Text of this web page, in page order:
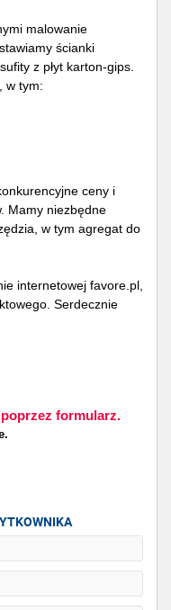
malowanie
ścianki
z płyt karton-gips.
w tym:
ceny i
Mamy niezbędne
w tym agregat do
internetowej favore.pl,
Serdecznie
formularz.